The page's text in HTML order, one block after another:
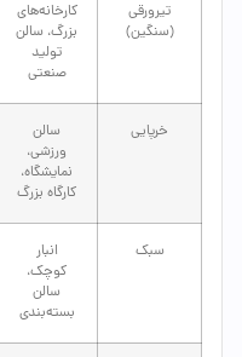
تیرورقی
(سنگین)
کارخانه‌های
بزرگ، سالن
تولید
صنعتی
خرپایی
سالن
ورزشی،
نمایشگاه،
کارگاه بزرگ
سبک
انبار
کوچک،
سالن
بسته‌بندی